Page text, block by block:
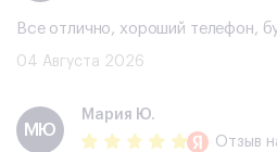
Все отлично, хороший телефон,
04 Августа 2026
МЮ
Мария Ю.
Отзыв